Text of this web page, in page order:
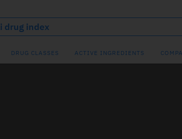
DRUG CLASSES ACTIVE INGREDIENTS